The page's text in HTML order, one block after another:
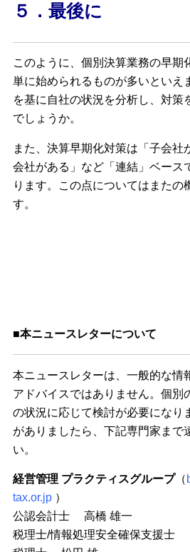
５．最後に
このように、個別決算業務の早期
単に始められるものが多いといえ
を基に自社の状況を分析し、対策
でしょうか。
また、決算早期化対策は「子会社
会社がある」など「連結」ベース
ります。この点についてはまたの
す。
■本ニュースレターについて
本ニュースレターは、一般的な情
アドバイスではありません。個別
の状況に応じて検討が必要になり
がありましたら、下記専門家まで
い。
経営管理 プラクティスグループ（
tax.or.jp ）
公認会計士 高橋 雄一
税理士/情報処理安全確保支援士